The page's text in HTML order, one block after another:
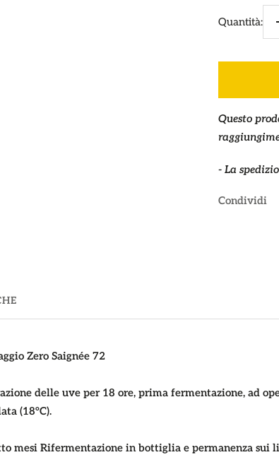
Quantità:
Questo
- La
Condividi
Zero Saignée 72
delle uve per 18 ore, prima fermentazione, ad
(18°C).
mesi Rifermentazione in bottiglia e permanenza sui